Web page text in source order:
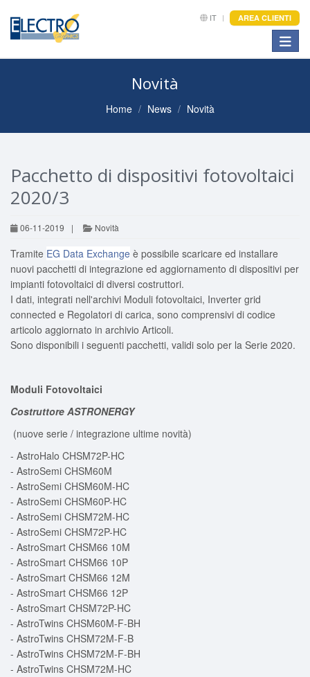
IT AREA CLIENTI
Novità
Home News Novità
Pacchetto di dispositivi fotovoltaici
2020/3
06-11-2019 | Novità
Tramite EG Data Exchange è possibile scaricare ed installare
nuovi pacchetti di integrazione ed aggiornamento di dispositivi per
impianti fotovoltaici di diversi costruttori.
I dati, integrati nell'archivi Moduli fotovoltaici, Inverter grid
connected e Regolatori di carica, sono comprensivi di codice
articolo aggiornato in archivio Articoli.
Sono disponibili i seguenti pacchetti, validi solo per la Serie 2020.
Moduli Fotovoltaici
Costruttore ASTRONERGY
(nuove serie / integrazione ultime novità)
- AstroHalo CHSM72P-HC
- AstroSemi CHSM60M
- AstroSemi CHSM60M-HC
- AstroSemi CHSM60P-HC
- AstroSemi CHSM72M-HC
- AstroSemi CHSM72P-HC
- AstroSmart CHSM66 10M
- AstroSmart CHSM66 10P
- AstroSmart CHSM66 12M
- AstroSmart CHSM66 12P
- AstroSmart CHSM72P-HC
- AstroTwins CHSM60M-F-BH
- AstroTwins CHSM72M-F-B
- AstroTwins CHSM72M-F-BH
- AstroTwins CHSM72M-HC